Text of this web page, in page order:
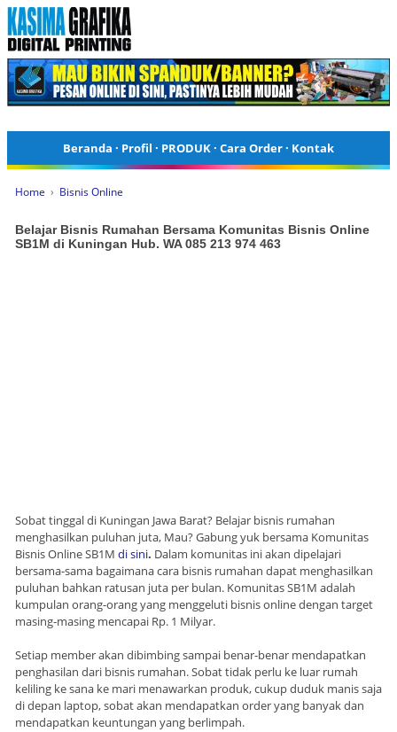
Beranda · Profil · PRODUK· Cara Order· Kontak
Home › Bisnis Online
Belajar Bisnis Rumahan Bersama Komunitas Bisnis Online
SB1M di Kuningan Hub. WA 085 213 974 463
Sobat tinggal di Kuningan Jawa Barat? Belajar bisnis rumahan
menghasilkan puluhan juta, Mau? Gabung yuk bersama Komunitas
Bisnis Online SB1M di sini. Dalam komunitas ini akan dipelajari
bersama-sama bagaimana cara bisnis rumahan dapat menghasilkan
puluhan bahkan ratusan juta per bulan. Komunitas SB1M adalah
kumpulan orang-orang yang menggeluti bisnis online dengan target
masing-masing mencapai Rp. 1 Milyar.
Setiap member akan dibimbing sampai benar-benar mendapatkan
penghasilan dari bisnis rumahan. Sobat tidak perlu ke luar rumah
keliling ke sana ke mari menawarkan produk, cukup duduk manis saja
di depan laptop, sobat akan mendapatkan order yang banyak dan
mendapatkan keuntungan yang berlimpah.